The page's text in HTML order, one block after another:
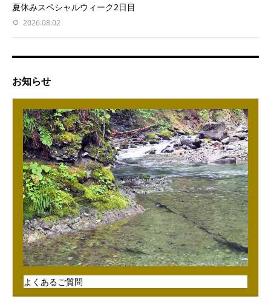
夏休みスペシャルウィーク2日目
2026.08.02
お知らせ
よくあるご質問